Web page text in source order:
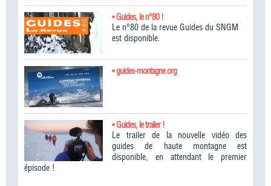
• Guides, le n°80 !
Le n°80 de la revue Guides du SNGM
est disponible.
• guides-montagne.org
• Guides, le trailer !
Le trailer de la nouvelle vidéo des
guides de haute montagne est
disponible, en attendant le premier
épisode !